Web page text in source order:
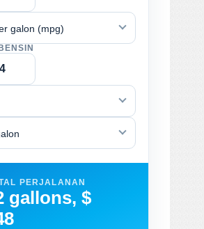
galon (mpg)
PERJALANAN
gallons, $